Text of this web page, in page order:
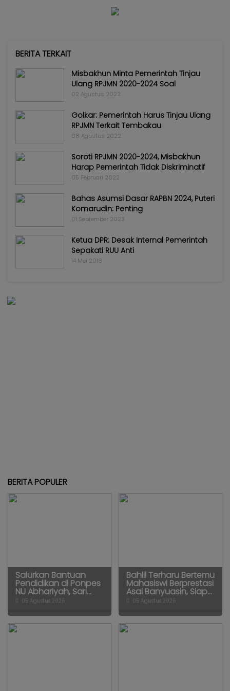
BERITA TERKAIT
Misbakhun Minta Pemerintah Tinjau
Ulang RPJMN 2020-2024 Soal
02 Agustus 2022
Golkar: Pemerintah Harus Tinjau Ulang
RPJMN Terkait Tembakau
08 Agustus 2022
Soroti RPJMN 2020-2024, Misbakhun
Harap Pemerintah Tidak Diskriminatif
05 Februari 2022
Bahas Asumsi Dasar RAPBN 2024, Puteri
Komarudin: Penting
01 September 2023
Ketua DPR: Desak Internal Pemerintah
Sepakati RUU Anti
14 Mei 2018
BERITA POPULER
Salurkan Bantuan
Pendidikan di Ponpes
NU Abhariyah, Sari...
05 Agustus 2026
Bahlil Terharu Bertemu
Mahasiswi Berprestasi
Asal Banyuasin, Siap...
05 Agustus 2026